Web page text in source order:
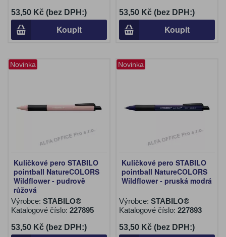
53,50 Kč (bez DPH:)
Koupit
53,50 Kč (bez DPH:)
Koupit
Novinka
Kuličkové pero STABILO
pointball NatureCOLORS
Wildflower - pudrově
růžová
Výrobce: STABILO®
Katalogové číslo: 227895
53,50 Kč (bez DPH:)
Novinka
Kuličkové pero STABILO
pointball NatureCOLORS
Wildflower - pruská modrá
Výrobce: STABILO®
Katalogové číslo: 227893
53,50 Kč (bez DPH:)